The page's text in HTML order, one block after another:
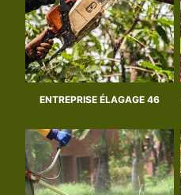
ENTREPRISE ÉLAGAGE 46